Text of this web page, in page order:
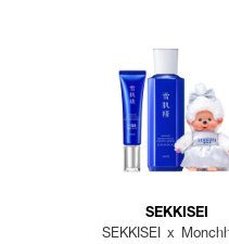
SEKKISEI
SEKKISEI x